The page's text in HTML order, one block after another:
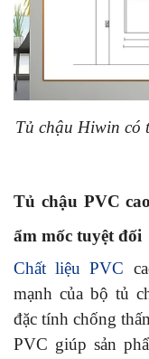
Tủ chậu Hiwin có
Tủ chậu PVC
ẩm mốc tuyệt đối
Chất liệu PVC
mạnh của bộ tủ
đặc tính chống
PVC giúp sản